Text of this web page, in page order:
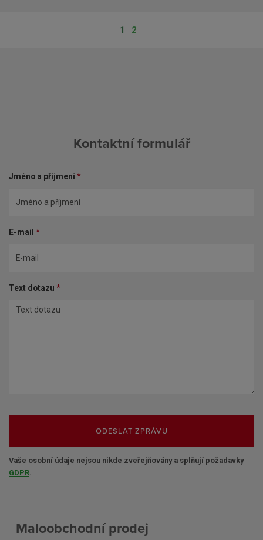
1 2
Kontaktní formulář
Jméno a příjmení*
E-mail *
Text dotazu *
ODESLAT ZPRÁVU
Vaše osobní údaje nejsou nikde zveřejňovány a splňují požadavky
GDPR
Maloobchodní prodej